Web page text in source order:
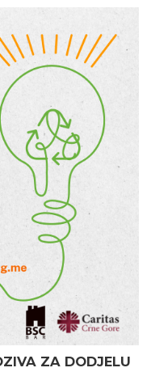
ZA DODJELU